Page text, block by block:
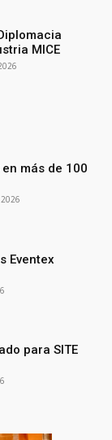
MICE
más de 100
Eventex
para SITE